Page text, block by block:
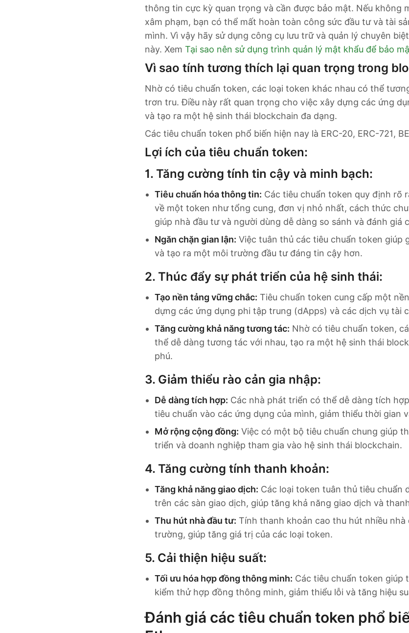
thông tin cực kỳ quan trọng và cần được bảo mật. Nếu không
xâm phạm, bạn có thể mất hoàn toàn công sức đầu tư và tài
mình. Vì vậy hãy sử dụng công cụ lưu trữ và quản lý chuyên
này. Xem Tại sao nên sử dụng trình quản lý mật khẩu để bảo
Vì sao tính tương thích lại quan trọng trong
Nhờ có tiêu chuẩn token, các loại token khác nhau có thể
trơn tru. Điều này rất quan trọng cho việc xây dựng các ứng
và tạo ra một hệ sinh thái blockchain đa dạng.
Các tiêu chuẩn token phổ biến hiện nay là ERC-20, ERC-721,
Lợi ích của tiêu chuẩn token:
1. Tăng cường tính tin cậy và minh bạch:
Tiêu chuẩn hóa thông tin: Các tiêu chuẩn token quy định rõ
về một token như tổng cung, đơn vị nhỏ nhất, cách thức
giúp nhà đầu tư và người dùng dễ dàng so sánh và đánh giá
Ngăn chặn gian lận: Việc tuân thủ các tiêu chuẩn token giúp
và tạo ra một môi trường đầu tư đáng tin cậy hơn.
2. Thúc đẩy sự phát triển của hệ sinh thái:
Tạo nền tảng vững chắc: Tiêu chuẩn token cung cấp một
dựng các ứng dụng phi tập trung (dApps) và các dịch vụ tài
Tăng cường khả năng tương tác: Nhờ có tiêu chuẩn token,
thể dễ dàng tương tác với nhau, tạo ra một hệ sinh thái
phú.
3. Giảm thiểu rào cản gia nhập:
Dễ dàng tích hợp: Các nhà phát triển có thể dễ dàng tích
tiêu chuẩn vào các ứng dụng của mình, giảm thiểu thời gian
Mở rộng cộng đồng: Việc có một bộ tiêu chuẩn chung giúp
triển và doanh nghiệp tham gia vào hệ sinh thái blockchain.
4. Tăng cường tính thanh khoản:
Tăng khả năng giao dịch: Các loại token tuân thủ tiêu chuẩn
trên các sàn giao dịch, giúp tăng khả năng giao dịch và
Thu hút nhà đầu tư: Tính thanh khoản cao thu hút nhiều
trường, giúp tăng giá trị của các loại token.
5. Cải thiện hiệu suất:
Tối ưu hóa hợp đồng thông minh: Các tiêu chuẩn token giúp
kiểm thử hợp đồng thông minh, giảm thiểu lỗi và tăng hiệu
Đánh giá các tiêu chuẩn token phổ